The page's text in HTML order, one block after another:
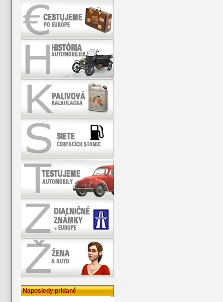
Naposledy pridané